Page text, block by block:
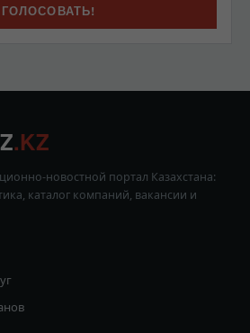
.KZ
новостной портал Казахстана:
каталог компаний, вакансии и